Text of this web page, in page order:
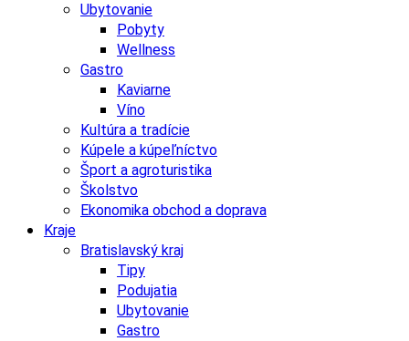
Ubytovanie
Pobyty
Wellness
Gastro
Kaviarne
Víno
Kultúra a tradície
Kúpele a kúpeľníctvo
Šport a agroturistika
Školstvo
Ekonomika obchod a doprava
Kraje
Bratislavský kraj
Tipy
Podujatia
Ubytovanie
Gastro